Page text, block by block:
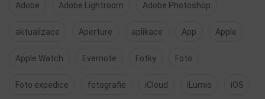
Adobe Adobe Lightroom Adobe Photoshop
aktualizace Aperture aplikace App Apple
Apple Watch Evernote Fotky Foto
Foto expedice fotografie iCloud iLumio iOS